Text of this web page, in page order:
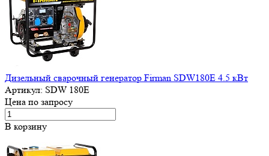
Дизельный сварочный генератор Firman SDW180E 4.5 кВт
Артикул: SDW 180E
Цена по запросу
В корзину